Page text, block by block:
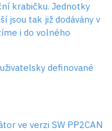
krabičku. Jednotky
jsou tak již dodávány v
i do volného
definované
ve verzi SW PP2CAN